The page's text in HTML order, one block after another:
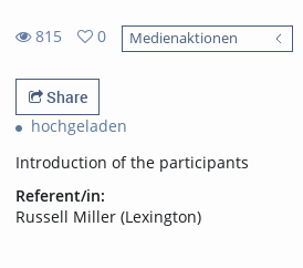
815
views
0
favorites
Medienaktionen
Share
hochgeladen
Introduction of the participants
Referent/in:
Russell Miller (Lexington)